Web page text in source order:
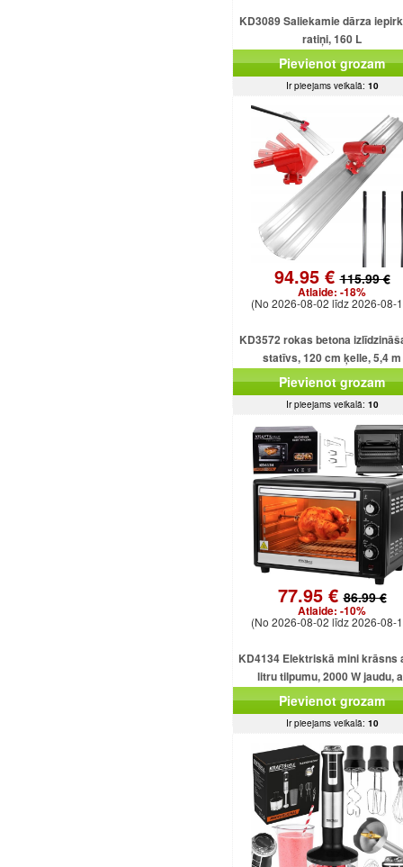
KD3089 Saliekamie dārza
ratiņi, 160 L
Pievienot grozam
Ir pieejams veikalā: 10
94.95 €115.99 €
Atlaide: -18%
(No 2026-08-02 līdz 2026-08-
KD3572 rokas betona
statīvs, 120 cm ķelle, 5,4 m
regulējams kāts
Pievienot grozam
Ir pieejams veikalā: 10
77.95 €86.99 €
Atlaide: -10%
(No 2026-08-02 līdz 2026-08-
KD4134 Elektriskā mini krāsns
litru tilpumu, 2000 W jaudu,
dažādām funkcijām un
Pievienot grozam
Ir pieejams veikalā: 10